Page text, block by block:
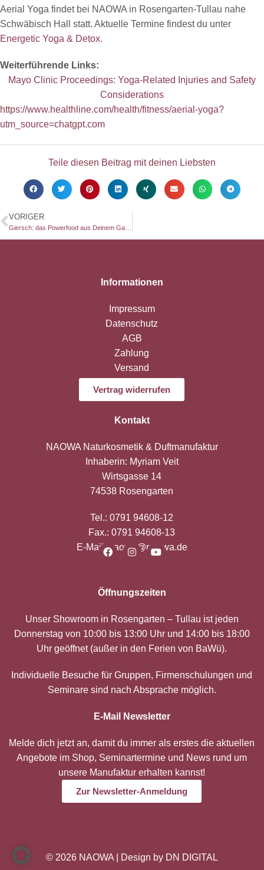
Aerial Yoga findet bei NAOWA in Rosengarten-Tullau nahe
Schwäbisch Hall statt. Aktuelle Termine findest du unter
Energetic Yoga & Detox.
Weiterführende Links:
Mayo Clinic Proceedings: Yoga-Related Injuries and Safety
Considerations
https://www.healthline.com/health/fitness/aerial-yoga?
utm_source=chatgpt.com
Teile diesen Beitrag mit deinen Liebsten
VORIGER
Informationen
Impressum
Datenschutz
AGB
Zahlung
Versand
Vertrag widerrufen
Kontakt
NAOWA Naturkosmetik & Duftmanufaktur
Inhaberin: Myriam Veit
Wirtsgasse 14
74538 Rosengarten
Tel.:0791 94608-12
Fax.: 0791 94608-13
E-Mail:naowa@naowa.de
Öffnungszeiten
Unser Showroom in Rosengarten – Tullau ist jeden
Donnerstag von 10:00 bis 13:00 Uhr und 14:00 bis 18:00
Uhr geöffnet (außer in den Ferien von BaWü).
Individuelle Besuche für Gruppen, Firmenschulungen und
Seminare sind nach Absprache möglich.
E-Mail Newsletter
Melde dich jetzt an, damit du immer als erstes die aktuellen
Angebote im Shop, Seminartermine und News rund um
unsere Manufaktur erhalten kannst!
Zur Newsletter-Anmeldung
© 2026 NAOWA | Design by DN DIGITAL